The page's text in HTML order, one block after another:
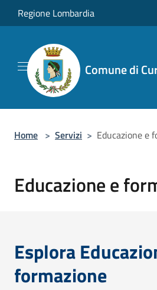
Salta al contenuto principale
Regione Lombardia
Comune di
Home > Servizi > Educazione e
Educazione e
Esplora
formazione